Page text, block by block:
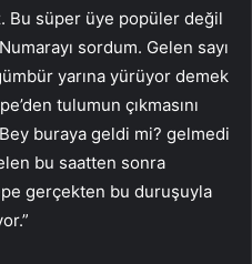
Bu süper üye popüler değil
sordum. Gelen sayı
yarına yürüyor demek
tulumun çıkmasını
buraya geldi mi? gelmedi
bu saatten sonra
gerçekten bu duruşuyla